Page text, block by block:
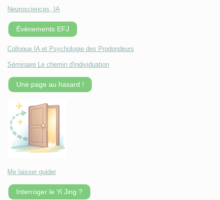
Neurosciences, IA
Évènements EFJ
Colloque IA et Psychologie des Prodondeurs
Séminaire Le chemin d'individuation
Une page au hasard !
Me laisser guider
Interroger le Yi Jing ?